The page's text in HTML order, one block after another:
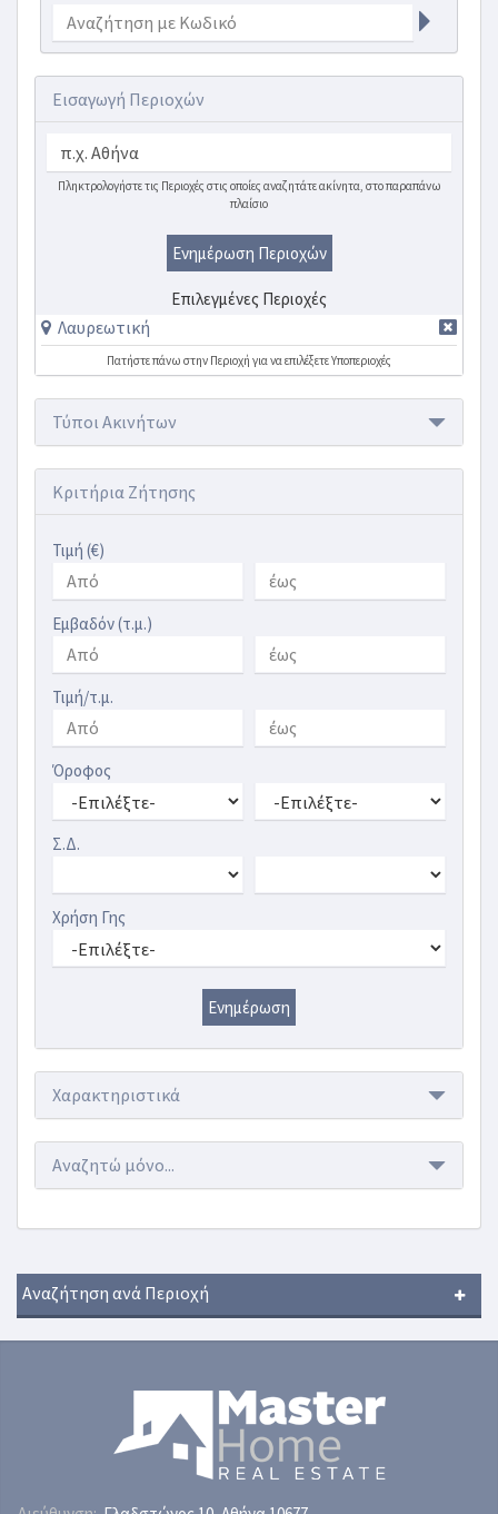
Εισαγωγή Περιοχών
Πληκτρολογήστε τις Περιοχές στις οποίες αναζητάτε ακίνητα, στο παραπάνω
πλαίσιο
Ενημέρωση Περιοχών
Επιλεγμένες Περιοχές
Λαυρεωτική
Πατήστε πάνω στην Περιοχή για να επιλέξετε Υποπεριοχές
Τύποι Ακινήτων
Κριτήρια Ζήτησης
Τιμή (€)
Εμβαδόν (τ.μ.)
Τιμή/τ.μ.
Όροφος
Σ.Δ.
Χρήση Γης
Ενημέρωση
Χαρακτηριστικά
Αναζητώ μόνο...
Αναζήτηση ανά Περιοχή